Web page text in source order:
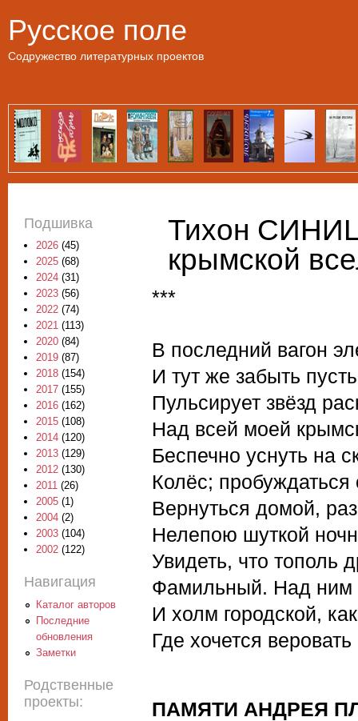
Русское поле
Содружество литературных проектов
Тихон
крымской
***
В последний вагон
И тут же забыть
Пульсирует звёзд
Над всей моей
Беспечно уснуть на
Колёс; пробуждаться
Вернуться домой,
Нелепою шуткой
Увидеть, что тополь
Фамильный. Над ним
И холм городской,
Где хочется
ПАМЯТИ АНДРЕЯ
Подшивка
2026 (45)
2025 (68)
2024 (31)
2023 (56)
2022 (74)
2021 (113)
2020 (84)
2019 (87)
2018 (154)
2017 (155)
2016 (162)
2015 (108)
2014 (120)
2013 (129)
2012 (130)
2011 (26)
2005 (1)
2004 (2)
2003 (104)
2002 (122)
Навигация
Каталог авторов
Последние
обновления
Заметки
Родственные
проекты: